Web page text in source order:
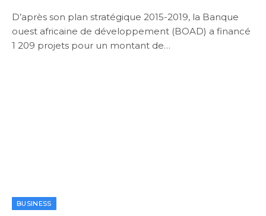
D’après son plan stratégique 2015-2019, la Banque
ouest africaine de développement (BOAD) a financé
1 209 projets pour un montant de…
BUSINESS